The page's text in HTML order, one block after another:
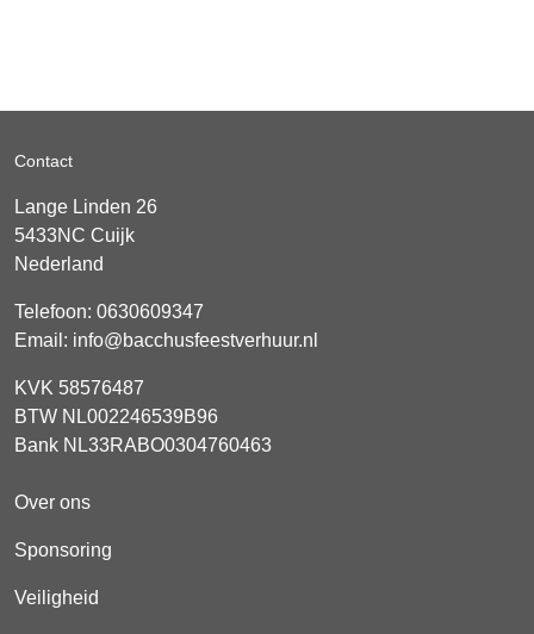
Contact
Lange Linden 26
5433NC Cuijk
Nederland
Telefoon: 0630609347
Email: info@bacchusfeestverhuur.nl
KVK 58576487
BTW NL002246539B96
Bank NL33RABO0304760463
Over ons
Sponsoring
Veiligheid